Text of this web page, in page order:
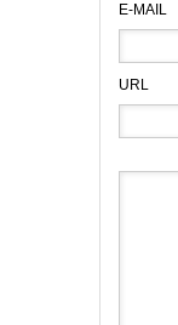
E-MAIL
URL